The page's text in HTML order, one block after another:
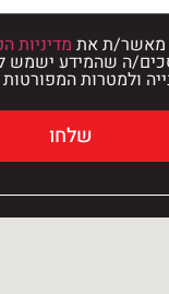
מאשר/ת את מדיניות
ה שהמידע ישמש
ולמטרות